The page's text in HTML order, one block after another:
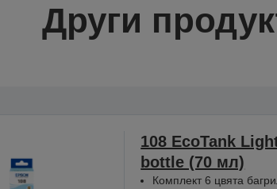
Други
108 EcoTank
bottle (70 мл)
Комплект 6 цвята